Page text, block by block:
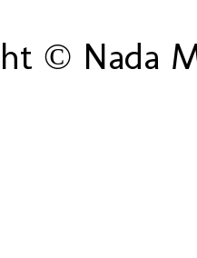
© Nada